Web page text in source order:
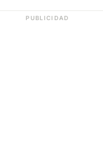
PUBLICIDAD